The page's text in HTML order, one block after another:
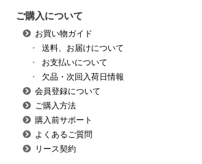
ご購入について
お買い物ガイド
・
送料、お届けについて
・
お支払いについて
・
欠品・次回入荷日情報
会員登録について
ご購入方法
購入前サポート
よくあるご質問
リース契約